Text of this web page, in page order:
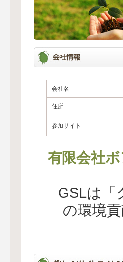
会社名
住所
参加サイト
有限会社
GSLは「
の環境